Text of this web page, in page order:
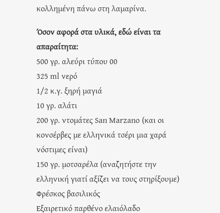
κολλημένη πάνω στη λαμαρίνα.
Όσον αφορά στα υλικά, εδώ είναι τα
απαραίτητα:
500 γρ. αλεύρι τύπου 00
325 ml νερό
1/2 κ.γ. ξηρή μαγιά
10 γρ. αλάτι
200 γρ. ντομάτες San Marzano (και οι
κονσέρβες με ελληνικά τσέρι μια χαρά
νόστιμες είναι)
150 γρ. μοτσαρέλα (αναζητήστε την
ελληνική γιατί αξίζει να τους στηρίξουμε)
Φρέσκος βασιλικός
Εξαιρετικό παρθένο ελαιόλαδο